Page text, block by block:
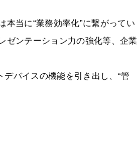
当に“業務効率化”に繋がってい
ゼンテーション力の強化等、企業
バイスの機能を引き出し、“管